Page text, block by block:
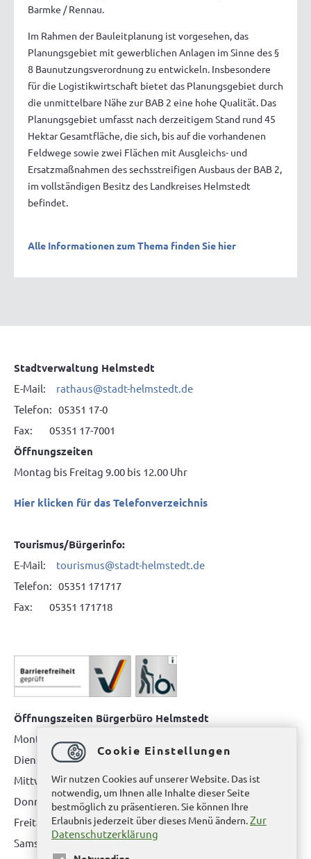
Barmke / Rennau.
Im Rahmen der Bauleitplanung ist vorgesehen, das
Planungsgebiet mit gewerblichen Anlagen im Sinne des §
8 Baunutzungsverordnung zu entwickeln. Insbesondere
für die Logistikwirtschaft bietet das Planungsgebiet durch
die unmittelbare Nähe zur BAB 2 eine hohe Qualität. Das
Planungsgebiet umfasst nach derzeitigem Stand rund 45
Hektar Gesamtfläche, die sich, bis auf die vorhandenen
Feldwege sowie zwei Flächen mit Ausgleichs- und
Ersatzmaßnahmen des sechsstreifigen Ausbaus der BAB 2,
im vollständigen Besitz des Landkreises Helmstedt
befindet.
Alle Informationen zum Thema finden Sie hier
Stadtverwaltung Helmstedt
E-Mail: rathaus@stadt-helmstedt.de
Telefon: 05351 17-0
Fax: 05351 17-7001
Öffnungszeiten
Montag bis Freitag 9.00 bis 12.00 Uhr
Hier klicken für das Telefonverzeichnis
Tourismus/Bürgerinfo:
E-Mail: tourismus@stadt-helmstedt.de
Telefon: 05351 171717
Fax: 05351 171718
Öffnungszeiten Bürgerbüro Helmstedt
Montag: 08.00 bis 12.00 Uhr
Dienstag: 08.00 bis 12.00 Uhr & 15.00 Uhr bis 17.00 Uhr
Mittwoch: nur nach Terminvereinbarung
Donnerstag: 08.00 bis 12.00 Uhr & 14.00 Uhr bis 16.00 Uhr
Freitag: nur nach Terminvereinbarung
Samstag:bitte hier klicken
Cookie Einstellungen
Wir nutzen Cookies auf unserer Website. Das ist
notwendig, um Ihnen alle Inhalte dieser Seite
bestmöglich zu präsentieren. Sie können Ihre
Erlaubnis jederzeit über dieses Menü ändern.Zur
Datenschutzerklärung